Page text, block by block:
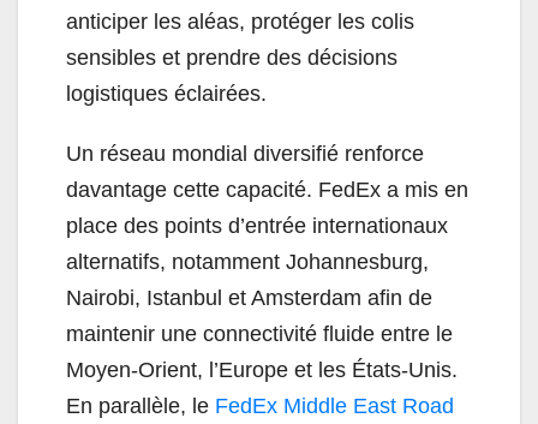
anticiper les aléas, protéger les colis
sensibles et prendre des décisions
logistiques éclairées.
Un réseau mondial diversifié renforce
davantage cette capacité. FedEx a mis en
place des points d’entrée internationaux
alternatifs, notamment Johannesburg,
Nairobi, Istanbul et Amsterdam afin de
maintenir une connectivité fluide entre le
Moyen-Orient, l’Europe et les États-Unis.
En parallèle, le FedEx Middle East Road